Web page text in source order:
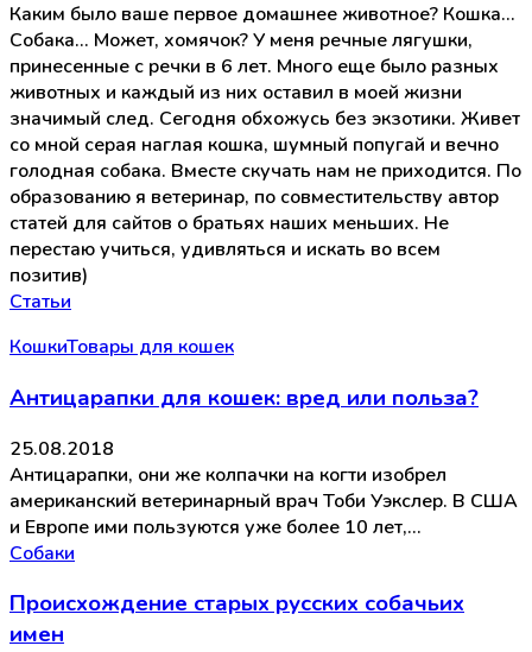
Каким было ваше первое домашнее животное? Кошка...
Собака... Может, хомячок? У меня речные лягушки,
принесенные с речки в 6 лет. Много еще было разных
животных и каждый из них оставил в моей жизни
значимый след. Сегодня обхожусь без экзотики. Живет
со мной серая наглая кошка, шумный попугай и вечно
голодная собака. Вместе скучать нам не приходится. По
образованию я ветеринар, по совместительству автор
статей для сайтов о братьях наших меньших. Не
перестаю учиться, удивляться и искать во всем
позитив)
Статьи
КошкиТовары для кошек
Антицарапки для кошек: вред или польза?
25.08.2018
Антицарапки, они же колпачки на когти изобрел
американский ветеринарный врач Тоби Уэкслер. В США
и Европе ими пользуются уже более 10 лет,…
Собаки
Происхождение старых русских собачьих
имен